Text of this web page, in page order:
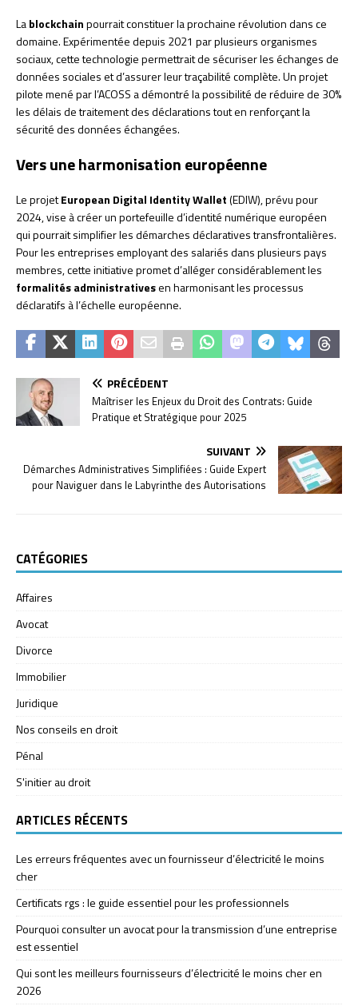
Lablockchainpourrait constituer la prochaine révolution dans ce
domaine. Expérimentée depuis 2021 par plusieurs organismes
sociaux, cette technologie permettrait de sécuriser les échanges de
données sociales et d’assurer leur traçabilité complète. Un projet
pilote mené par l’ACOSS a démontré la possibilité de réduire de 30%
les délais de traitement des déclarations tout en renforçant la
sécurité des données échangées.
Vers une harmonisation européenne
Le projetEuropean Digital Identity Wallet(EDIW), prévu pour
2024, vise à créer un portefeuille d’identité numérique européen
qui pourrait simplifier les démarches déclaratives transfrontalières.
Pour les entreprises employant des salariés dans plusieurs pays
membres, cette initiative promet d’alléger considérablement les
formalités administrativesen harmonisant les processus
déclaratifs à l’échelle européenne.
PRÉCÉDENT
Maîtriser les Enjeux du Droit des Contrats: Guide
Pratique et Stratégique pour 2025
SUIVANT
Démarches Administratives Simplifiées : Guide Expert
pour Naviguer dans le Labyrinthe des Autorisations
CATÉGORIES
Affaires
Avocat
Divorce
Immobilier
Juridique
Nos conseils en droit
Pénal
S'initier au droit
ARTICLES RÉCENTS
Les erreurs fréquentes avec un fournisseur d’électricité le moins
cher
Certificats rgs : le guide essentiel pour les professionnels
Pourquoi consulter un avocat pour la transmission d’une entreprise
est essentiel
Qui sont les meilleurs fournisseurs d’électricité le moins cher en
2026